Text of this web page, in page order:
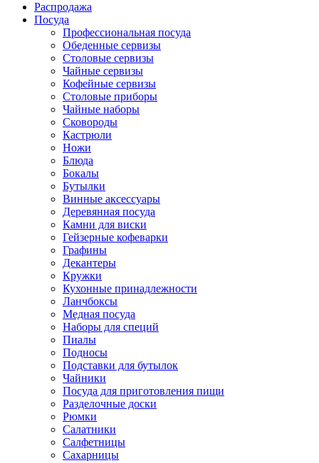
Распродажа
Посуда
Профессиональная посуда
Обеденные сервизы
Столовые сервизы
Чайные сервизы
Кофейные сервизы
Столовые приборы
Чайные наборы
Сковороды
Кастрюли
Ножи
Блюда
Бокалы
Бутылки
Винные аксессуары
Деревянная посуда
Камни для виски
Гейзерные кофеварки
Графины
Декантеры
Кружки
Кухонные принадлежности
Ланчбоксы
Медная посуда
Наборы для специй
Пиалы
Подносы
Подставки для бутылок
Чайники
Посуда для приготовления пищи
Разделочные доски
Рюмки
Салатники
Салфетницы
Сахарницы